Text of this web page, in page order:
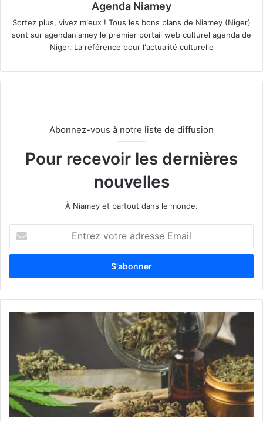
Agenda Niamey
Sortez plus, vivez mieux ! Tous les bons plans de Niamey (Niger)
sont sur agendaniamey le premier portail web culturel agenda de
Niger. La référence pour l'actualité culturelle
Abonnez-vous à notre liste de diffusion
Pour recevoir les dernières
nouvelles
À Niamey et partout dans le monde.
t
e
z
d
r
e
s